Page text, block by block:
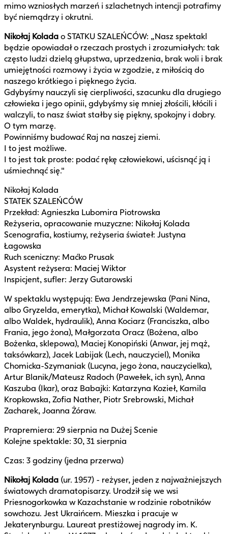
mimo wzniosłych marzeń i szlachetnych intencji potrafimy
być niemądrzy i okrutni.
Nikołaj Kolada o STATKU SZALEŃCÓW: „Nasz spektakl
będzie opowiadał o rzeczach prostych i zrozumiałych: tak
często ludzi dzielą głupstwa, uprzedzenia, brak woli i brak
umiejętności rozmowy i życia w zgodzie, z miłością do
naszego krótkiego i pięknego życia.
Gdybyśmy nauczyli się cierpliwości, szacunku dla drugiego
człowieka i jego opinii, gdybyśmy się mniej złościli, kłócili i
walczyli, to nasz świat stałby się piękny, spokojny i dobry.
O tym marzę.
Powinniśmy budować Raj na naszej ziemi.
I to jest możliwe.
I to jest tak proste: podać rękę człowiekowi, uścisnąć ją i
uśmiechnąć się."
Nikołaj Kolada
STATEK SZALEŃCÓW
Przekład: Agnieszka Lubomira Piotrowska
Reżyseria, opracowanie muzyczne: Nikołaj Kolada
Scenografia, kostiumy, reżyseria świateł: Justyna
Łagowska
Ruch sceniczny: Maćko Prusak
Asystent reżysera: Maciej Wiktor
Inspicjent, sufler: Jerzy Gutarowski
W spektaklu występują: Ewa Jendrzejewska (Pani Nina,
albo Gryzelda, emerytka), Michał Kowalski (Waldemar,
albo Waldek, hydraulik), Anna Kociarz (Franciszka, albo
Frania, jego żona), Małgorzata Oracz (Bożena, albo
Bożenka, sklepowa), Maciej Konopiński (Anwar, jej mąż,
taksówkarz), Jacek Labijak (Lech, nauczyciel), Monika
Chomicka-Szymaniak (Lucyna, jego żona, nauczycielka),
Artur Blanik/Mateusz Radoch (Pawełek, ich syn), Anna
Kaszuba (Ikar), oraz Babajki: Katarzyna Kozieł, Kamila
Kropkowska, Zofia Nather, Piotr Srebrowski, Michał
Zacharek, Joanna Żóraw.
Prapremiera: 29 sierpnia na Dużej Scenie
Kolejne spektakle: 30, 31 sierpnia
Czas: 3 godziny (jedna przerwa)
Nikołaj Kolada (ur. 1957) - reżyser, jeden z najważniejszych
światowych dramatopisarzy. Urodził się we wsi
Priesnogorkowka w Kazachstanie w rodzinie robotników
sowchozu. Jest Ukraińcem. Mieszka i pracuje w
Jekaterynburgu. Laureat prestiżowej nagrody im. K.